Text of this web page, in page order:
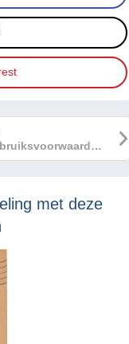
Delcampe worden
met deze